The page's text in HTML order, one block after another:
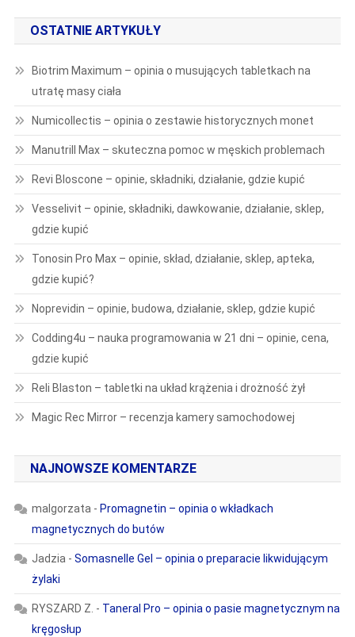
OSTATNIE ARTYKUŁY
Biotrim Maximum – opinia o musujących tabletkach na
utratę masy ciała
Numicollectis – opinia o zestawie historycznych monet
Manutrill Max – skuteczna pomoc w męskich problemach
Revi Bloscone – opinie, składniki, działanie, gdzie kupić
Vesselivit – opinie, składniki, dawkowanie, działanie, sklep,
gdzie kupić
Tonosin Pro Max – opinie, skład, działanie, sklep, apteka,
gdzie kupić?
Noprevidin – opinie, budowa, działanie, sklep, gdzie kupić
Codding4u – nauka programowania w 21 dni – opinie, cena,
gdzie kupić
Reli Blaston – tabletki na układ krążenia i drożność żył
Magic Rec Mirror – recenzja kamery samochodowej
NAJNOWSZE KOMENTARZE
malgorzata - Promagnetin – opinia o wkładkach
magnetycznych do butów
Jadzia - Somasnelle Gel – opinia o preparacie likwidującym
żylaki
RYSZARD Z. - Taneral Pro – opinia o pasie magnetycznym na
kręgosłup